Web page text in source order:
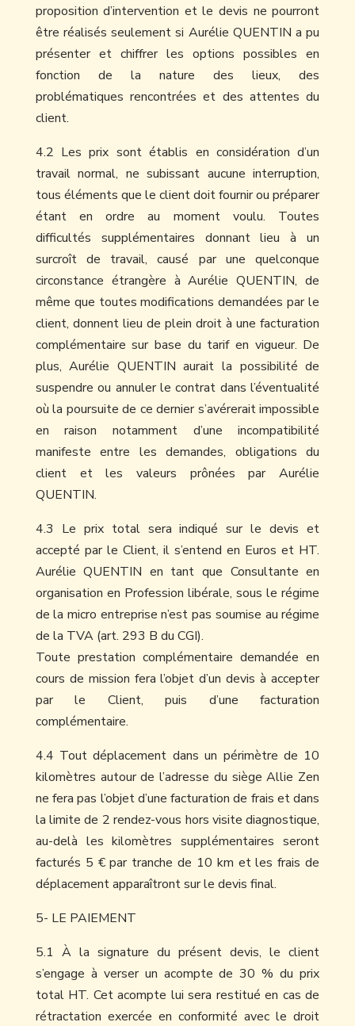
proposition d’intervention et le devis ne pourront
être réalisés seulement si Aurélie QUENTIN a pu
présenter et chiffrer les options possibles en
fonction de la nature des lieux, des
problématiques rencontrées et des attentes du
client.
4.2 Les prix sont établis en considération d’un
travail normal, ne subissant aucune interruption,
tous éléments que le client doit fournir ou préparer
étant en ordre au moment voulu. Toutes
difficultés supplémentaires donnant lieu à un
surcroît de travail, causé par une quelconque
circonstance étrangère à Aurélie QUENTIN, de
même que toutes modifications demandées par le
client, donnent lieu de plein droit à une facturation
complémentaire sur base du tarif en vigueur. De
plus, Aurélie QUENTIN aurait la possibilité de
suspendre ou annuler le contrat dans l’éventualité
où la poursuite de ce dernier s’avérerait impossible
en raison notamment d’une incompatibilité
manifeste entre les demandes, obligations du
client et les valeurs prônées par Aurélie
QUENTIN.
4.3 Le prix total sera indiqué sur le devis et
accepté par le Client, il s’entend en Euros et HT.
Aurélie QUENTIN en tant que Consultante en
organisation en Profession libérale, sous le régime
de la micro entreprise n’est pas soumise au régime
de la TVA (art. 293 B du CGI).
Toute prestation complémentaire demandée en
cours de mission fera l’objet d’un devis à accepter
par le Client, puis d’une facturation
complémentaire.
4.4 Tout déplacement dans un périmètre de 10
kilomètres autour de l’adresse du siège Allie Zen
ne fera pas l’objet d’une facturation de frais et dans
la limite de 2 rendez-vous hors visite diagnostique,
au-delà les kilomètres supplémentaires seront
facturés 5 € par tranche de 10 km et les frais de
déplacement apparaîtront sur le devis final.
5- LE PAIEMENT
5.1 À la signature du présent devis, le client
s’engage à verser un acompte de 30 % du prix
total HT. Cet acompte lui sera restitué en cas de
rétractation exercée en conformité avec le droit